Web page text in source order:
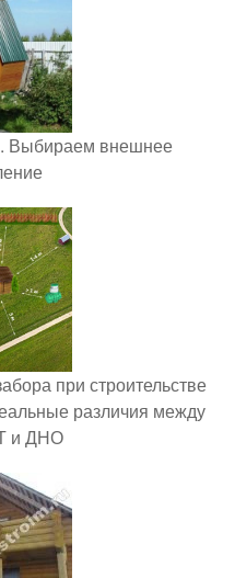
Выбираем внешнее
при строительстве
различия между
и ДНО